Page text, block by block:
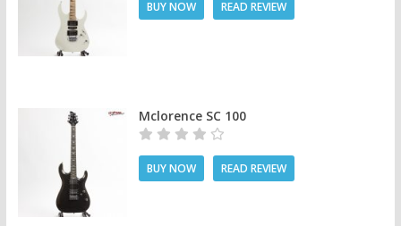
BUY NOW READ REVIEW
Mclorence SC 100
BUY NOW READ REVIEW